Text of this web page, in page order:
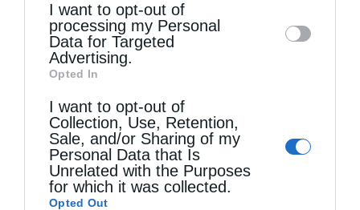
disclose it to other third parties.
I want to opt-out of
processing my Personal
Data for Targeted
Advertising.
Opted In
I want to opt-out of
Collection, Use, Retention,
Sale, and/or Sharing of my
Personal Data that Is
Unrelated with the Purposes
for which it was collected.
Opted Out
εορταστικές εκδηλώσεις με την επωνυμία
«ΔΗΜΗΤΡΙΑ 2021», της …